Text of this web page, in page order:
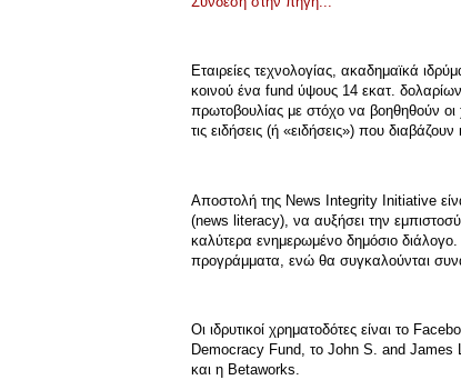
Εταιρείες τεχνολογίας, ακαδημαϊκά
κοινού ένα fund ύψους 14 εκατ.
πρωτοβουλίας με στόχο να βοηθηθούν οι
τις ειδήσεις (ή «ειδήσεις») που
Αποστολή της News Integrity Initiative
(news literacy), να αυξήσει την
καλύτερα ενημερωμένο δημόσιο
προγράμματα, ενώ θα συγκαλούνται
Οι ιδρυτικοί χρηματοδότες είναι το
Democracy Fund, το John S. and
και η Betaworks.